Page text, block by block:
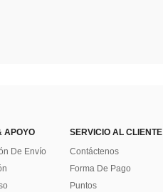
APOYO
De Envío
SERVICIO AL CLIENTE
Contáctenos
Forma De Pago
Puntos